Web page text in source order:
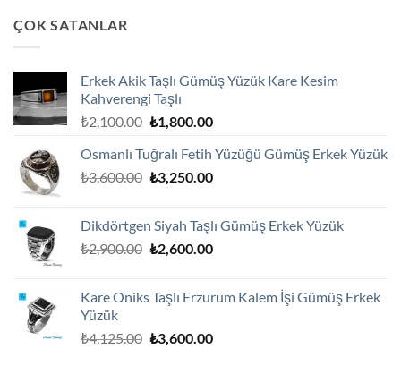
ÇOK SATANLAR
Erkek Akik Taşlı Gümüş Yüzük Kare Kesim
Kahverengi Taşlı
₺2,100.00 Orijinal
₺2,100.00.
₺1,800.00Şu
fiyat:
₺1,800.00.
Osmanlı Tuğralı Fetih Yüzüğü Gümüş Erkek Yüzük
₺3,600.00 Orijinal
₺3,250.00Şu
₺3,250.00.
Dikdörtgen Siyah Taşlı Gümüş Erkek Yüzük
₺2,900.00 Orijinal
₺2,600.00Şu
₺2,600.00.
Kare Oniks Taşlı Erzurum Kalem İşi Gümüş Erkek
Yüzük
₺4,125.00 Orijinal
₺3,600.00Şu